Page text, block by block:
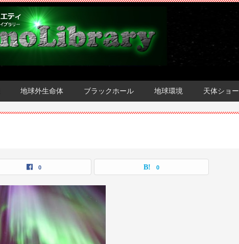
地球外生命体 ブラックホール 地球環境 天体ショー
0 0